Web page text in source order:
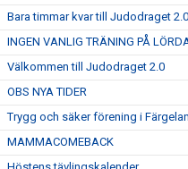
Bara timmar kvar till Judodraget 2.0
INGEN VANLIG TRÄNING PÅ
Välkommen till Judodraget 2.0
OBS NYA TIDER
Trygg och säker förening i
MAMMACOMEBACK